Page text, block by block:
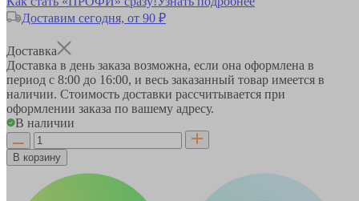
Доставим сегодня, от 90 ₽
Доставка
Доставка в день заказа возможна, если она оформлена в
период с 8:00 до 16:00, и весь заказанный товар имеется в
наличии. Стоимость доставки рассчитывается при
оформлении заказа по вашему адресу.
В наличии
В корзину